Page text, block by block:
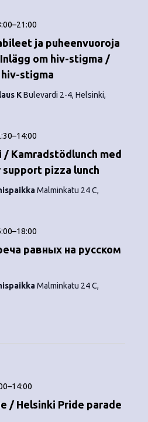
ja puheenvuoroja
om hiv-stigma /
stigma
–21:00
KBulevardi 2-4, Helsinki,
Kamradstödlunch med
pizza lunch
–14:00
Malminkatu 24 C,
равных на русском
–18:00
Malminkatu 24 C,
/ Helsinki Pride parade
–14:00